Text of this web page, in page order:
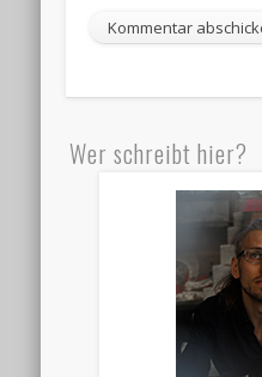
Wer schreibt hier?